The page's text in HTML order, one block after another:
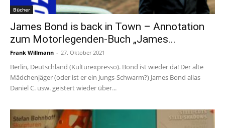
Bücher
James Bond is back in Town – Annotation
zum Motorlegenden-Buch „James...
Frank Willmann - 27. Oktober 2021
Berlin, Deutschland (Kulturexpresso). Bond ist wieder da! Der alte
Mädchenjäger (oder ist er ein Jungs-Schwarm?) James Bond alias
Daniel C. usw. geistert wieder über...